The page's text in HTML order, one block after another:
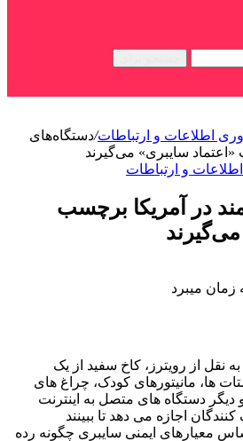
اطلاعات و ارتباطات/دستگاه‌های
سایبری» می‌گیرند
و ارتباطات
در آمریکا برچسب
نقل از رویترز، کاخ سفید از یک
ها، مانیتورهای کودک، چراغ های
دیگر دستگاه های متصل به اینترنت
اجازه می دهد تا ببینند
معیارهای ایمنی سایبری چگونه رده